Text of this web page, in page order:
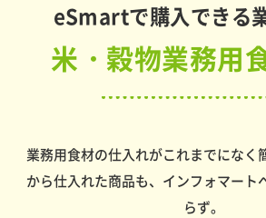
eSmartで購入できる
米・穀物業務用
業務用食材の仕入れがこれまでになく
から仕入れた商品も、インフォマート
らず。